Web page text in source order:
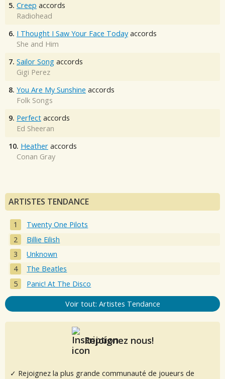
5. Creep accords
Radiohead
6. I Thought I Saw Your Face Today accords
She and Him
7. Sailor Song accords
Gigi Perez
8. You Are My Sunshine accords
Folk Songs
9. Perfect accords
Ed Sheeran
10. Heather accords
Conan Gray
ARTISTES TENDANCE
Twenty One Pilots
Billie Eilish
Unknown
The Beatles
Panic! At The Disco
Voir tout: Artistes Tendance
Rejoignez nous!
✓ Rejoignez la plus grande communauté de joueurs de